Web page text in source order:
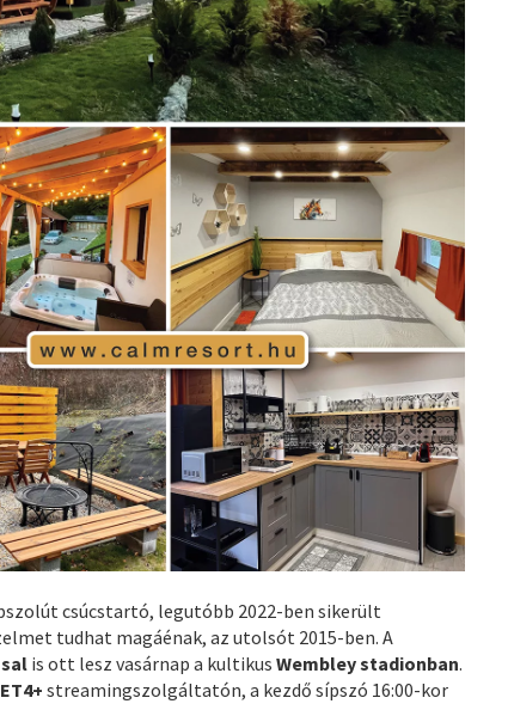
csúcstartó, legutóbb 2022-ben sikerült
tudhat magáénak, az utolsót 2015-ben. A
is ott lesz vasárnap a kultikusWembley stadionban.
streamingszolgáltatón, a kezdő sípszó 16:00-kor